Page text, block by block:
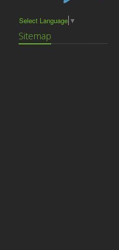
Select Language ▼
Sitemap